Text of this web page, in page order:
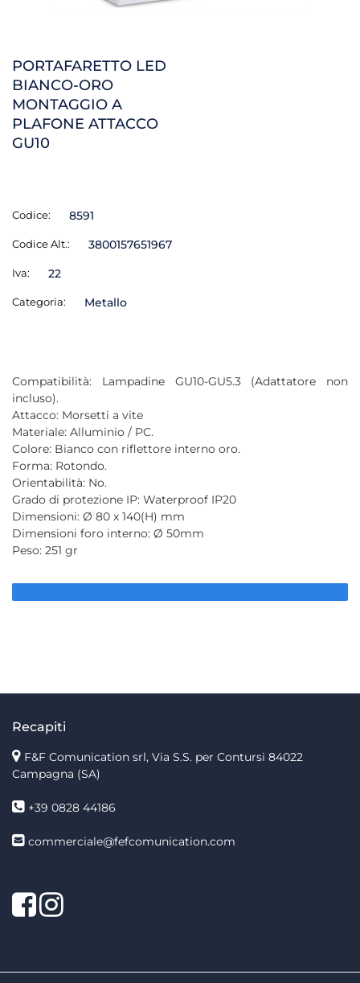
PORTAFARETTO LED
BIANCO-ORO
MONTAGGIO A
PLAFONE ATTACCO
GU10
Codice: 8591
Codice Alt.: 3800157651967
Iva: 22
Categoria: Metallo
Compatibilità: Lampadine GU10-GU5.3 (Adattatore non
incluso).
Attacco: Morsetti a vite
Materiale: Alluminio / PC.
Colore: Bianco con riflettore interno oro.
Forma: Rotondo.
Orientabilità: No.
Grado di protezione IP: Waterproof IP20
Dimensioni: Ø 80 x 140(H) mm
Dimensioni foro interno: Ø 50mm
Peso: 251 gr
Recapiti
F&F Comunication srl, Via S.S. per Contursi 84022
Campagna (SA)
+39 0828 44186
commerciale@fefcomunication.com
Facebook
Twitter